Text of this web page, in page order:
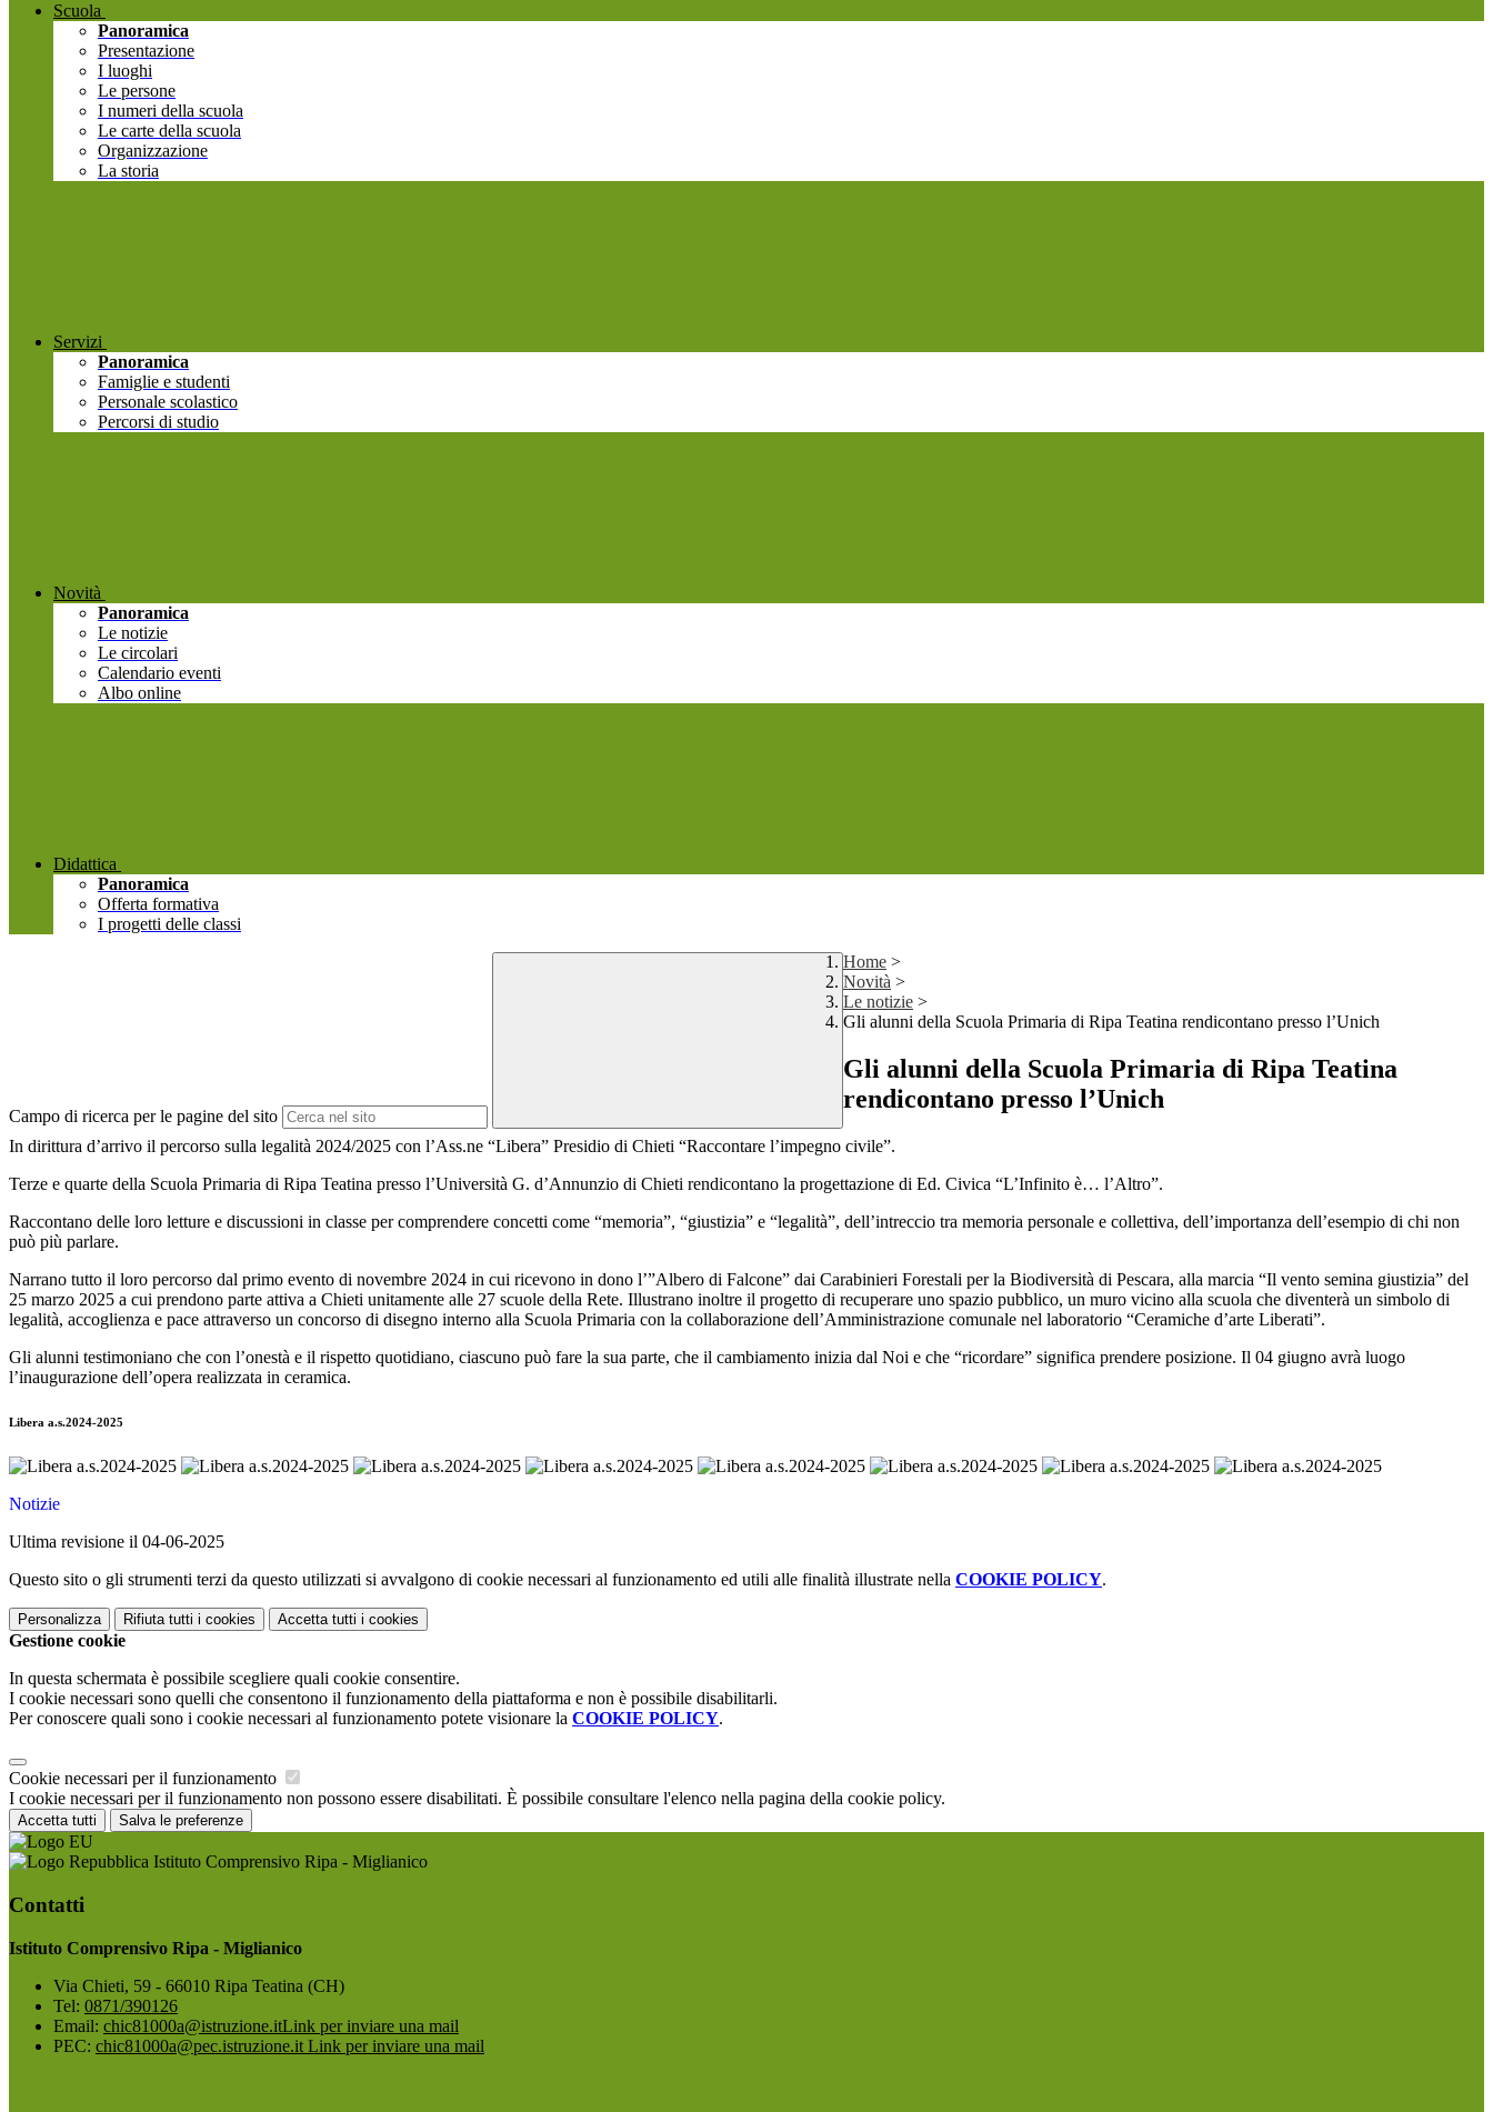
Scuola
Panoramica
Presentazione
I luoghi
Le persone
I numeri della scuola
Le carte della scuola
Organizzazione
La storia
Servizi
Panoramica
Famiglie e studenti
Personale scolastico
Percorsi di studio
Novità
Panoramica
Le notizie
Le circolari
Calendario eventi
Albo online
Didattica
Panoramica
Offerta formativa
I progetti delle classi
Campo di ricerca per le pagine del sito
Home >
Novità >
Le notizie >
Gli alunni della Scuola Primaria di Ripa Teatina rendicontano presso l’Unich
Gli alunni della Scuola Primaria di Ripa Teatina
rendicontano presso l’Unich
In dirittura d’arrivo il percorso sulla legalità 2024/2025 con l’Ass.ne “Libera” Presidio di Chieti “Raccontare l’impegno civile”.
Terze e quarte della Scuola Primaria di Ripa Teatina presso l’Università G. d’Annunzio di Chieti rendicontano la progettazione di Ed. Civica “L’Infinito è… l’Altro”.
Raccontano delle loro letture e discussioni in classe per comprendere concetti come “memoria”, “giustizia” e “legalità”, dell’intreccio tra memoria personale e collettiva, dell’importanza dell’esempio di chi non
può più parlare.
Narrano tutto il loro percorso dal primo evento di novembre 2024 in cui ricevono in dono l’”Albero di Falcone” dai Carabinieri Forestali per la Biodiversità di Pescara, alla marcia “Il vento semina giustizia” del
25 marzo 2025 a cui prendono parte attiva a Chieti unitamente alle 27 scuole della Rete. Illustrano inoltre il progetto di recuperare uno spazio pubblico, un muro vicino alla scuola che diventerà un simbolo di
legalità, accoglienza e pace attraverso un concorso di disegno interno alla Scuola Primaria con la collaborazione dell’Amministrazione comunale nel laboratorio “Ceramiche d’arte Liberati”.
Gli alunni testimoniano che con l’onestà e il rispetto quotidiano, ciascuno può fare la sua parte, che il cambiamento inizia dal Noi e che “ricordare” significa prendere posizione. Il 04 giugno avrà luogo
l’inaugurazione dell’opera realizzata in ceramica.
Libera a.s.2024-2025
Notizie
Ultima revisione il 04-06-2025
Questo sito o gli strumenti terzi da questo utilizzati si avvalgono di cookie necessari al funzionamento ed utili alle finalità illustrate nella COOKIE POLICY.
Personalizza Rifiuta tutti i cookies Accetta tutti i cookies
Gestione cookie
In questa schermata è possibile scegliere quali cookie consentire.
I cookie necessari sono quelli che consentono il funzionamento della piattaforma e non è possibile disabilitarli.
Per conoscere quali sono i cookie necessari al funzionamento potete visionare la COOKIE POLICY.
Cookie necessari per il funzionamento
I cookie necessari per il funzionamento non possono essere disabilitati. È possibile consultare l'elenco nella pagina della cookie policy.
Accetta tutti Salva le preferenze
Istituto Comprensivo Ripa - Miglianico
Contatti
Istituto Comprensivo Ripa - Miglianico
Via Chieti, 59 - 66010 Ripa Teatina (CH)
Tel: 0871/390126
Email: chic81000a@istruzione.itLink per inviare una mail
PEC: chic81000a@pec.istruzione.it Link per inviare una mail